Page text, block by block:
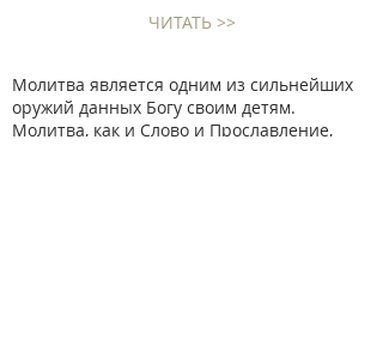
ЧИТАТЬ >>
Молитва является одним из сильнейших
оружий данных Богу своим детям.
Молитва, как и Слово и Прославление,